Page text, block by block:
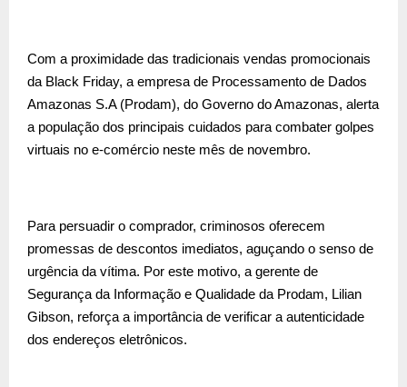
Com a proximidade das tradicionais vendas promocionais
da Black Friday, a empresa de Processamento de Dados
Amazonas S.A (Prodam), do Governo do Amazonas, alerta
a população dos principais cuidados para combater golpes
virtuais no e-comércio neste mês de novembro.
Para persuadir o comprador, criminosos oferecem
promessas de descontos imediatos, aguçando o senso de
urgência da vítima. Por este motivo, a gerente de
Segurança da Informação e Qualidade da Prodam, Lilian
Gibson, reforça a importância de verificar a autenticidade
dos endereços eletrônicos.